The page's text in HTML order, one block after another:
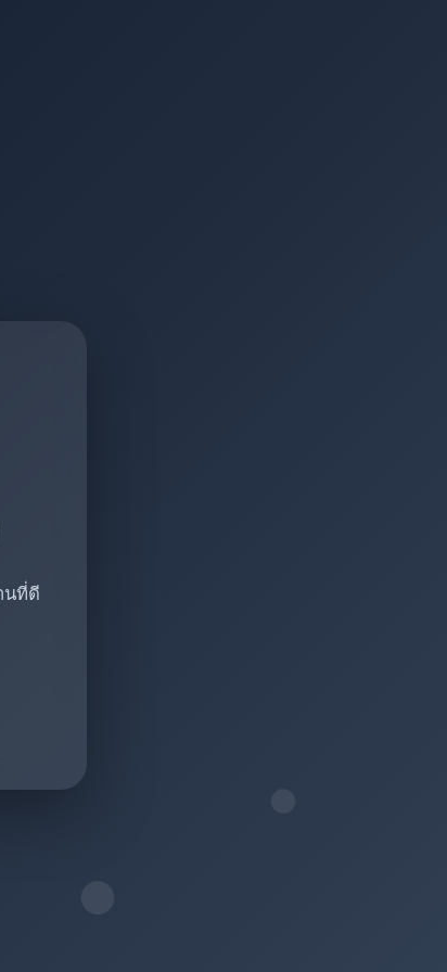
นที่ดี